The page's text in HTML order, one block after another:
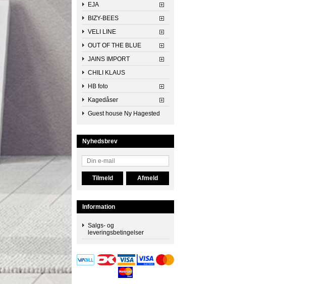
EJA
BIZY-BEES
VELI LINE
OUT OF THE BLUE
JAINS IMPORT
CHILI KLAUS
HB foto
Kagedåser
Guest house Ny Hagested
Nyhedsbrev
Information
Salgs- og
leveringsbetingelser